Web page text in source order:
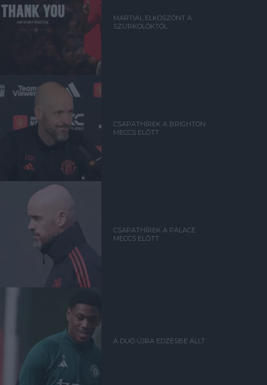
MARTIAL ELKÖSZÖNT A
SZURKOLÓKTÓL
CSAPATHÍREK A BRIGHTON
MECCS ELŐTT
CSAPATHÍREK A PALACE
MECCS ELŐTT
A DUÓ ÚJRA EDZÉSBE ÁLLT